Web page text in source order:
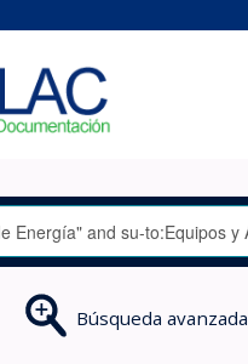
Búsqueda avanzada